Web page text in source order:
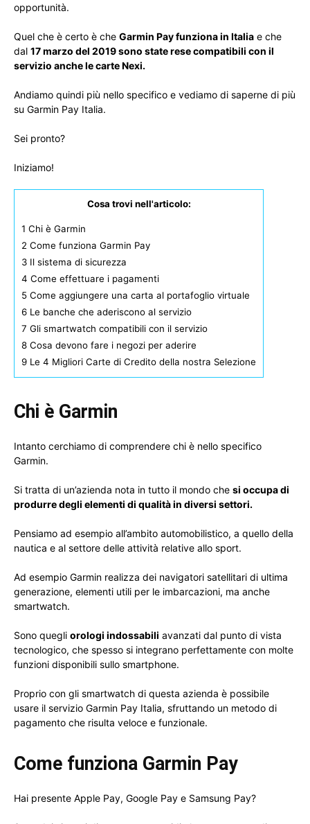
opportunità.
Quel che è certo è che Garmin Pay funziona in Italia e che
dal 17 marzo del 2019 sono state rese compatibili con il
servizio anche le carte Nexi.
Andiamo quindi più nello specifico e vediamo di saperne di più
su Garmin Pay Italia.
Sei pronto?
Iniziamo!
Cosa trovi nell'articolo:
1 Chi è Garmin
2 Come funziona Garmin Pay
3 Il sistema di sicurezza
4 Come effettuare i pagamenti
5 Come aggiungere una carta al portafoglio virtuale
6 Le banche che aderiscono al servizio
7 Gli smartwatch compatibili con il servizio
8 Cosa devono fare i negozi per aderire
9 Le 4 Migliori Carte di Credito della nostra Selezione
Chi è Garmin
Intanto cerchiamo di comprendere chi è nello specifico
Garmin.
Si tratta di un’azienda nota in tutto il mondo che si occupa di
produrre degli elementi di qualità in diversi settori.
Pensiamo ad esempio all’ambito automobilistico, a quello della
nautica e al settore delle attività relative allo sport.
Ad esempio Garmin realizza dei navigatori satellitari di ultima
generazione, elementi utili per le imbarcazioni, ma anche
smartwatch.
Sono quegli orologi indossabili avanzati dal punto di vista
tecnologico, che spesso si integrano perfettamente con molte
funzioni disponibili sullo smartphone.
Proprio con gli smartwatch di questa azienda è possibile
usare il servizio Garmin Pay Italia, sfruttando un metodo di
pagamento che risulta veloce e funzionale.
Come funziona Garmin Pay
Hai presente Apple Pay, Google Pay e Samsung Pay?